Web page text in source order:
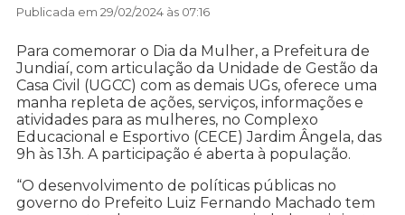
Publicada em 29/02/2024 às 07:16
Para comemorar o Dia da Mulher, a Prefeitura de
Jundiaí, com articulação da Unidade de Gestão da
Casa Civil (UGCC) com as demais UGs, oferece uma
manha repleta de ações, serviços, informações e
atividades para as mulheres, no Complexo
Educacional e Esportivo (CECE) Jardim Ângela, das
9h às 13h. A participação é aberta à população.
“O desenvolvimento de políticas públicas no
governo do Prefeito Luiz Fernando Machado tem